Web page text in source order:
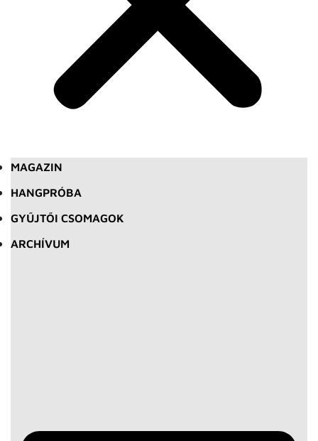
MAGAZIN
HANGPRÓBA
GYŰJTŐI CSOMAGOK
ARCHÍVUM